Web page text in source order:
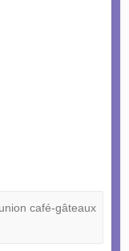
café-gâteaux